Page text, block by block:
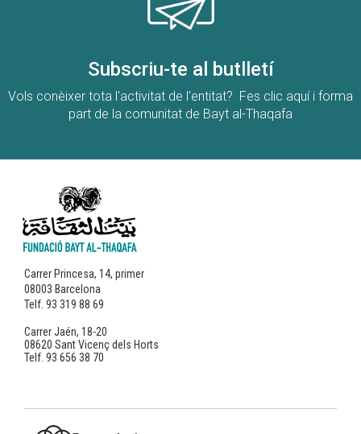
Subscriu-te al butlletí
Vols conèixer tota l'activitat de l'entitat? Fes clic aquí i forma
part de la comunitat de Bayt al-Thaqafa
Carrer Princesa, 14, primer
08003 Barcelona
Telf. 93 319 88 69
Carrer Jaén, 18-20
08620 Sant Vicenç dels Horts
Telf. 93 656 38 70